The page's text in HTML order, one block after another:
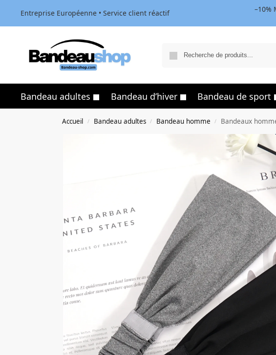
Entreprise Européenne • Service client réactif –10%
Bandeau adultes Bandeau d’hiver Bandeau de sport
Accueil / Bandeau adultes / Bandeau homme / Bandeaux